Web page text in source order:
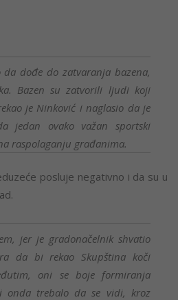
dođe do zatvaranja bazena,
Bazen su zatvorili ljudi koji
je Ninković i naglasio da je
jedan ovako važan sportski
raspolaganju građanima.
posluje negativno i da su u
jer je gradonačelnik shvatio
da bi rekao Skupština koči
oni se boje formiranja
onda trebalo da se vidi, kroz